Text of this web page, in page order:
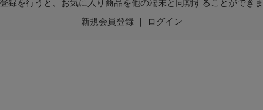
録を行うと、お気に入り商品を他の端末と同期することができ
新規会員登録｜ ログイン